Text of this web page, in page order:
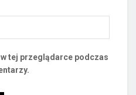
tej przeglądarce podczas